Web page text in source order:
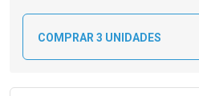
COMPRAR 3 UNIDADES